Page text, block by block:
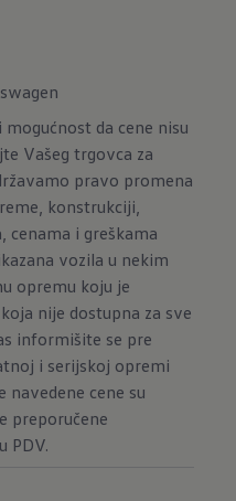
da cene nisu
Vašeg trgovca za
pravo promena
konstrukciji,
cenama i greškama
vozila u nekim
opremu koju je
nije dostupna za sve
informišite se pre
i serijskoj opremi
navedene cene su
preporučene
PDV.